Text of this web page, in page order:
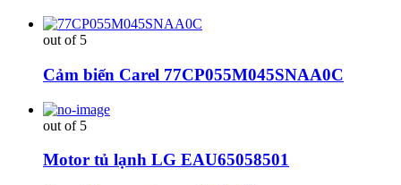
out of 5
Cảm biến Carel 77CP055M045SNAA0C
out of 5
Motor tủ lạnh LG EAU65058501